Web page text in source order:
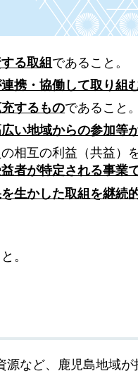
る取組 であること。
携・協働して取り組
するものであること。
い地域からの参加等
相互の利益（共益）
者が特定される事業
生かした取組を継続
。
など、鹿児島地域